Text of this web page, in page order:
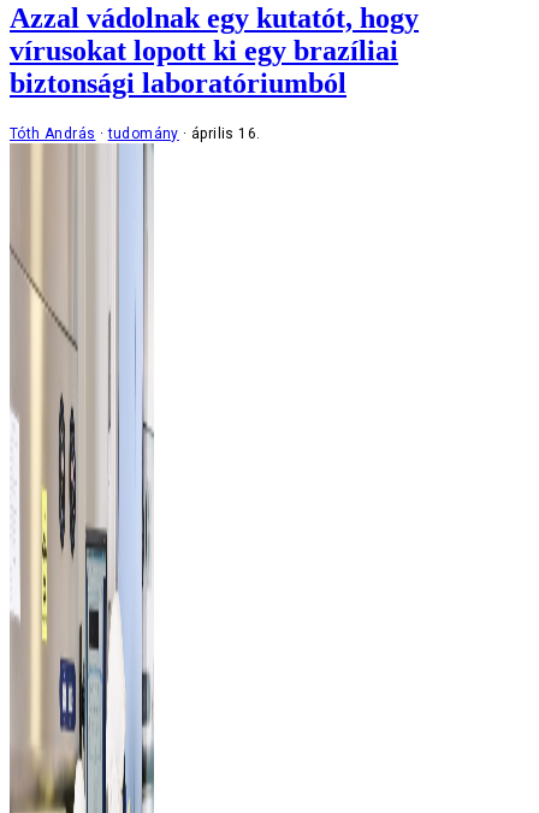
Azzal vádolnak egy kutatót, hogy
vírusokat lopott ki egy brazíliai
biztonsági laboratóriumból
Tóth András tudomány április 16.